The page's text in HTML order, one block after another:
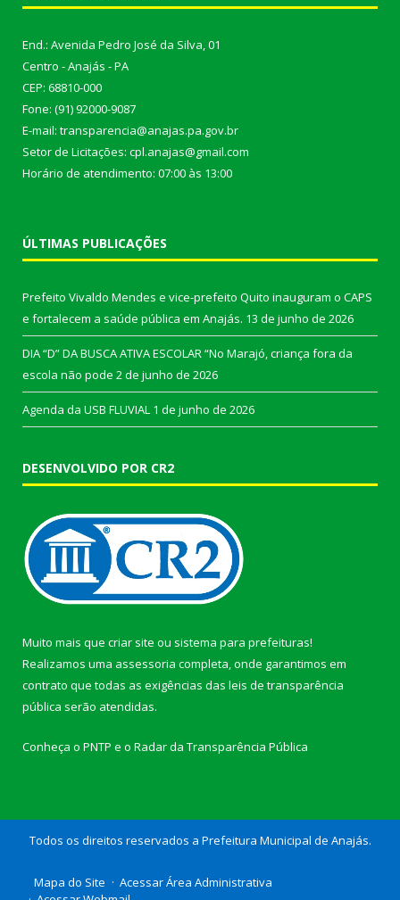
End.: Avenida Pedro José da Silva, 01
Centro - Anajás - PA
CEP: 68810-000
Fone: (91) 92000-9087
E-mail: transparencia@anajas.pa.gov.br
Setor de Licitações: cpl.anajas@gmail.com
Horário de atendimento: 07:00 às 13:00
ÚLTIMAS PUBLICAÇÕES
Prefeito Vivaldo Mendes e vice-prefeito Quito inauguram o CAPS
e fortalecem a saúde pública em Anajás. 13 de junho de 2026
DIA “D” DA BUSCA ATIVA ESCOLAR “No Marajó, criança fora da
escola não pode 2 de junho de 2026
Agenda da USB FLUVIAL 1 de junho de 2026
DESENVOLVIDO POR CR2
Muito mais que criar site ou sistema para prefeituras!
Realizamos uma assessoria completa, onde garantimos em
contrato que todas as exigências das leis de transparência
pública serão atendidas.
Conheça o PNTP e o Radar da Transparência Pública
Todos os direitos reservados a Prefeitura Municipal de Anajás.
Mapa do Site
Acessar Área Administrativa